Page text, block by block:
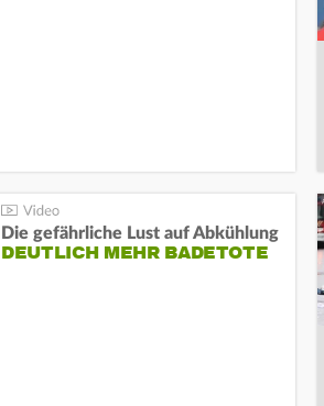
Die gefährliche Lust auf Abkühlung
DEUTLICH MEHR BADETOTE